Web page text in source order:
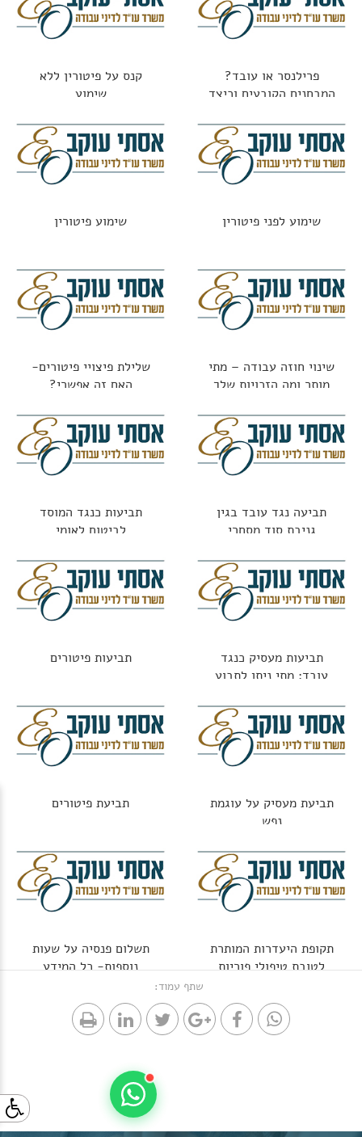
פרילנסר או עובד?
המבחנים הקובעים וכיצד
קנס על פיטורין ללא
שימוע
שימוע לפני פיטורין שימוע פיטורין
שינוי חוזה עבודה – מתי
מותר ומה הזכויות שלך
שלילת פיצויי פיטורים-
האם זה אפשרי?
תביעה נגד עובד בגין
גניבת סוד מסחרי
תביעות כנגד המוסד
לביטוח לאומי
תביעות מעסיק כנגד
עובד: מתי ניתן לתבוע
תביעות פיטורים
תביעת מעסיק על עוגמת
נפש
תביעת פיטורים
תקופת היעדרות המותרת
לטובת טיפולי פוריות
תשלום פנסיה על שעות
נוספות- כל המידע
שתף עמוד: